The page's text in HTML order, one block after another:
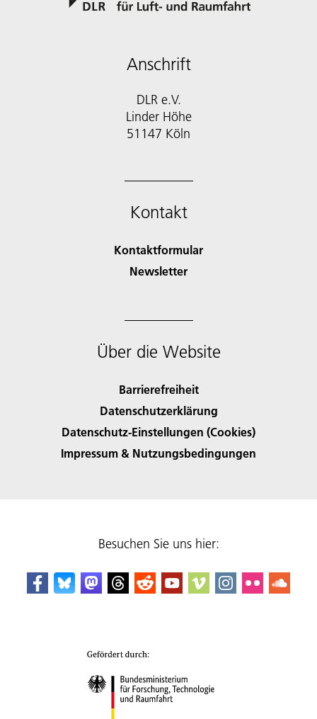
Anschrift
DLR e.V.
Linder Höhe
51147 Köln
Kontakt
Kontaktformular
Newsletter
Über die Website
Barrierefreiheit
Datenschutzerklärung
Datenschutz-Einstellungen (Cookies)
Impressum & Nutzungsbedingungen
Besuchen Sie uns hier: